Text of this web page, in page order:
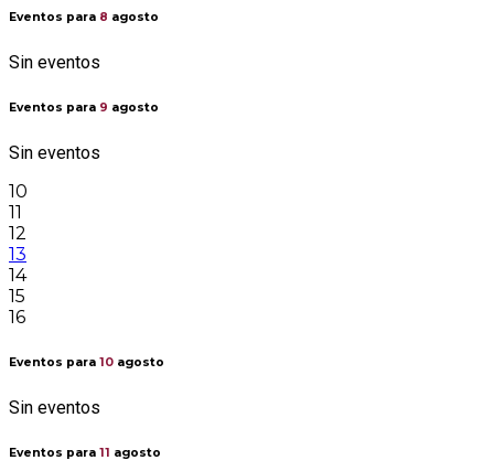
Eventos para 8 agosto
Sin eventos
Eventos para 9 agosto
Sin eventos
10
11
12
13
14
15
16
Eventos para 10 agosto
Sin eventos
Eventos para 11 agosto